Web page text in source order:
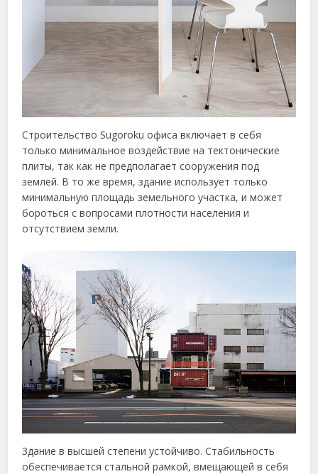
Строительство Sugoroku офиса включает в себя
только минимальное воздействие на тектонические
плиты, так как не предполагает сооружения под
землей. В то же время, здание использует только
минимальную площадь земельного участка, и может
бороться с вопросами плотности населения и
отсутствием земли.
Здание в высшей степени устойчиво. Стабильность
обеспечивается стальной рамкой, вмещающей в себя